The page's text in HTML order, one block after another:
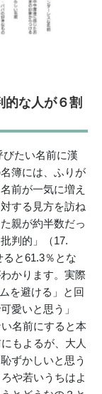
的な人が６割
たい名前に漢
簿には、ふりが
前が一気に増え
する見方を訪ね
親が約半数だっ
判的」（17.
と61.3％とな
かります。実際
を避ける」と回
愛いと思う」
名前にすると本
もよるが、大人
ずかしいと思う
や若いうちはよ